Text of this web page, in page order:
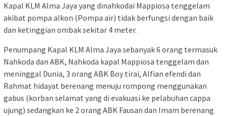
Kapal KLM Alma Jaya yang dinahkodai Mappiosa tenggelam
akibat pompa alkon (Pompa air) tidak berfungsi dengan baik
dan ketinggian ombak sekitar 4 meter.
Penumpang Kapal KLM Alma Jaya sebanyak 6 orang termasuk
Nahkoda dan ABK, Nahkoda kapal Mappiosa tenggelam dan
meninggal Dunia, 3 orang ABK Boy tirai, Alfian efendi dan
Rahmat hidayat berenang menuju rompong menggunakan
gabus (korban selamat yang di evakuasi ke pelabuhan cappa
ujung) sedangkan ke 2 orang ABK Fausan dan Imam berenang